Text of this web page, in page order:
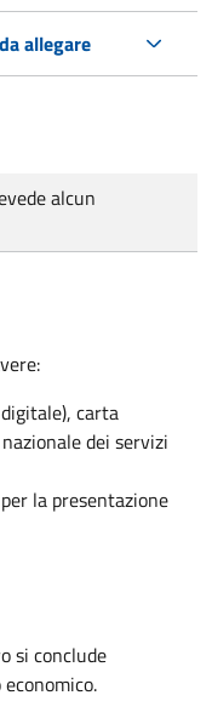
allegare
alcun
carta
dei servizi
la presentazione
si conclude